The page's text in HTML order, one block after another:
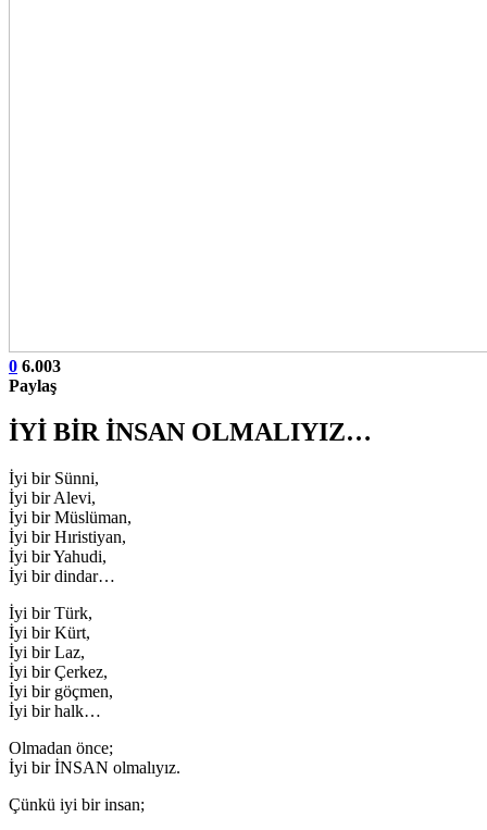
0 6.003
Paylaş
İYİ BİR İNSAN OLMALIYIZ…
İyi bir Sünni,
İyi bir Alevi,
İyi bir Müslüman,
İyi bir Hıristiyan,
İyi bir Yahudi,
İyi bir dindar…
İyi bir Türk,
İyi bir Kürt,
İyi bir Laz,
İyi bir Çerkez,
İyi bir göçmen,
İyi bir halk…
Olmadan önce;
İyi bir İNSAN olmalıyız.
Çünkü iyi bir insan;